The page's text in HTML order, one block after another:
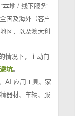
本地 / 线下服务”
国及海外（客户
区，以及澳大利
情况下，主动向
坑。
AI 应用工具、家
器材、车辆、服